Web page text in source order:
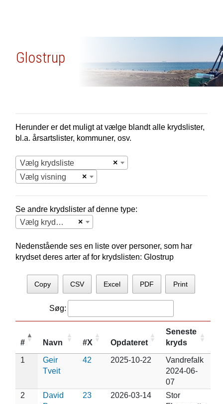
Glostrup
Herunder er det muligt at vælge blandt alle krydslister,
bl.a. årsartslister, kommuner, osv.
×
Vælg krydsliste
×
Vælg visning
Se andre krydslister af denne type:
×
Vælg krydsliste
Nedenstående ses en liste over personer, som har
krydset deres arter af for krydslisten: Glostrup
Copy CSV Excel PDF Print
Søg:
# Navn #X Opdateret
Seneste
kryds
1
Geir
Tveit
42 2025-10-22
Vandrefalk
2024-06-
07
2
David
23 2026-03-14
Stor